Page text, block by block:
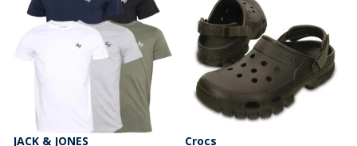
JACK & JONES
Crocs